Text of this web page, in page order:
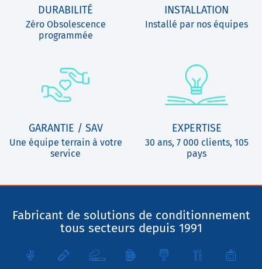
DURABILITÉ
Zéro Obsolescence
programmée
INSTALLATION
Installé par nos équipes
GARANTIE / SAV
Une équipe terrain à votre
service
EXPERTISE
30 ans, 7 000 clients, 105
pays
Fabricant de solutions de conditionnement
tous secteurs depuis 1991